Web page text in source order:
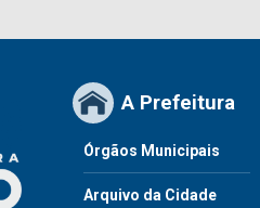
A Prefeitura
Órgãos Municipais
Arquivo da Cidade